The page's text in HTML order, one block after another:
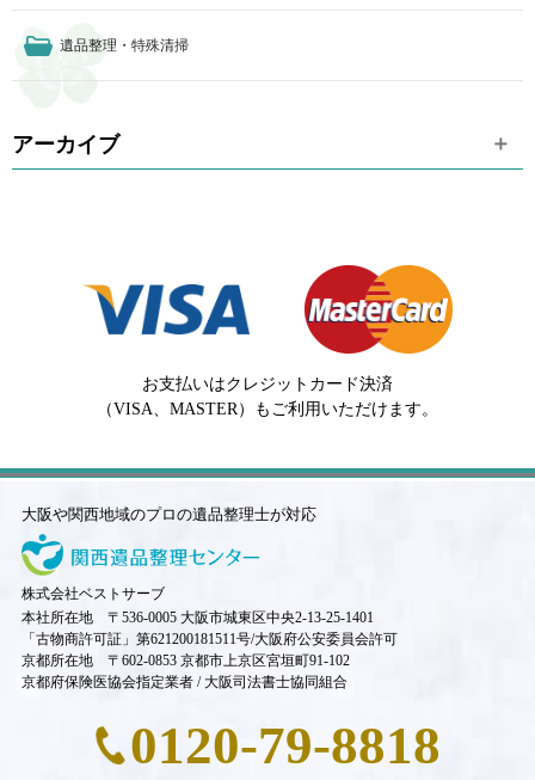
遺品整理・特殊清掃
アーカイブ
お支払いはクレジットカード決済
（VISA、MASTER）もご利用いただけます。
大阪や関西地域のプロの遺品整理士が対応
株式会社ベストサーブ
本社所在地 〒536-0005 大阪市城東区中央2-13-25-1401
「古物商許可証」第621200181511号/大阪府公安委員会許可
京都所在地 〒602-0853 京都市上京区宮垣町91-102
京都府保険医協会指定業者 / 大阪司法書士協同組合
0120-79-8818